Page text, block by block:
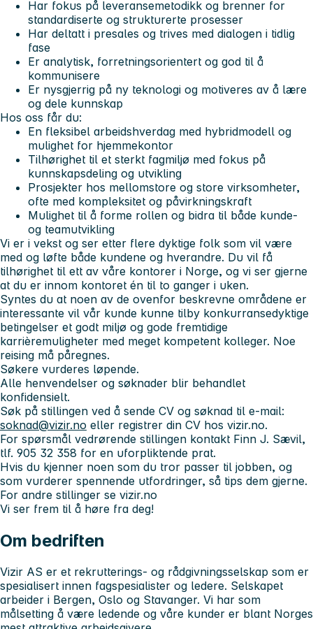
Har fokus på leveransemetodikk og brenner for
standardiserte og strukturerte prosesser
Har deltatt i presales og trives med dialogen i tidlig
fase
Er analytisk, forretningsorientert og god til å
kommunisere
Er nysgjerrig på ny teknologi og motiveres av å lære
og dele kunnskap
Hos oss får du:
En fleksibel arbeidshverdag med hybridmodell og
mulighet for hjemmekontor
Tilhørighet til et sterkt fagmiljø med fokus på
kunnskapsdeling og utvikling
Prosjekter hos mellomstore og store virksomheter,
ofte med kompleksitet og påvirkningskraft
Mulighet til å forme rollen og bidra til både kunde-
og teamutvikling
Vi er i vekst og ser etter flere dyktige folk som vil være
med og løfte både kundene og hverandre. Du vil få
tilhørighet til ett av våre kontorer i Norge, og vi ser gjerne
at du er innom kontoret én til to ganger i uken.
Syntes du at noen av de ovenfor beskrevne områdene er
interessante vil vår kunde kunne tilby konkurransedyktige
betingelser et godt miljø og gode fremtidige
karrièremuligheter med meget kompetent kolleger. Noe
reising må påregnes.
Søkere vurderes løpende.
Alle henvendelser og søknader blir behandlet
konfidensielt.
Søk på stillingen ved å sende CV og søknad til e-mail:
soknad@vizir.no eller registrer din CV hos vizir.no.
For spørsmål vedrørende stillingen kontakt Finn J. Sævil,
tlf. 905 32 358 for en uforpliktende prat.
Hvis du kjenner noen som du tror passer til jobben, og
som vurderer spennende utfordringer, så tips dem gjerne.
For andre stillinger se vizir.no
Vi ser frem til å høre fra deg!
Om bedriften
Vizir AS er et rekrutterings- og rådgivningsselskap som er
spesialisert innen fagspesialister og ledere. Selskapet
arbeider i Bergen, Oslo og Stavanger. Vi har som
målsetting å være ledende og våre kunder er blant Norges